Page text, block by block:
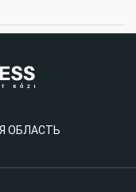
ОБЛАСТЬ